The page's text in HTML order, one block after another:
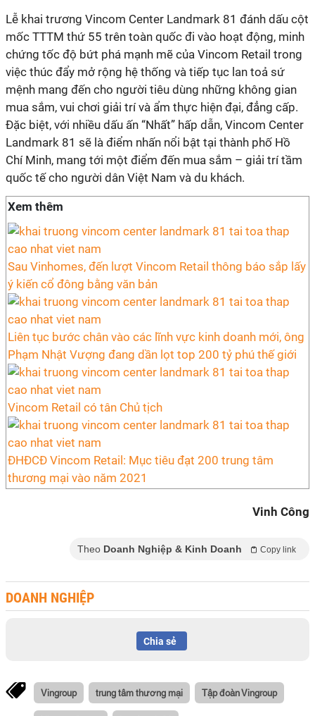
Lễ khai trương Vincom Center Landmark 81 đánh dấu cột
mốc TTTM thứ 55 trên toàn quốc đi vào hoạt động, minh
chứng tốc độ bứt phá mạnh mẽ của Vincom Retail trong
việc thúc đẩy mở rộng hệ thống và tiếp tục lan toả sứ
mệnh mang đến cho người tiêu dùng những không gian
mua sắm, vui chơi giải trí và ẩm thực hiện đại, đẳng cấp.
Đặc biệt, với nhiều dấu ấn “Nhất” hấp dẫn, Vincom Center
Landmark 81 sẽ là điểm nhấn nổi bật tại thành phố Hồ
Chí Minh, mang tới một điểm đến mua sắm – giải trí tầm
quốc tế cho người dân Việt Nam và du khách.
Xem thêm
Sau Vinhomes, đến lượt Vincom Retail thông báo sắp lấy
ý kiến cổ đông bằng văn bản
Liên tục bước chân vào các lĩnh vực kinh doanh mới, ông
Phạm Nhật Vượng đang dần lọt top 200 tỷ phú thế giới
Vincom Retail có tân Chủ tịch
ĐHĐCĐ Vincom Retail: Mục tiêu đạt 200 trung tâm
thương mại vào năm 2021
Vinh Công
Theo Doanh Nghiệp & Kinh Doanh Copy link
DOANH NGHIỆP
Chia sẻ
Vingroup trung tâm thương mại Tập đoàn Vingroup